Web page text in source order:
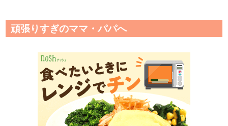
頑張りすぎのママ・パパへ